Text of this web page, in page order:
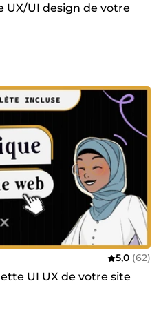
UX/UI design de votre
5,0 (62)
UI UX de votre site